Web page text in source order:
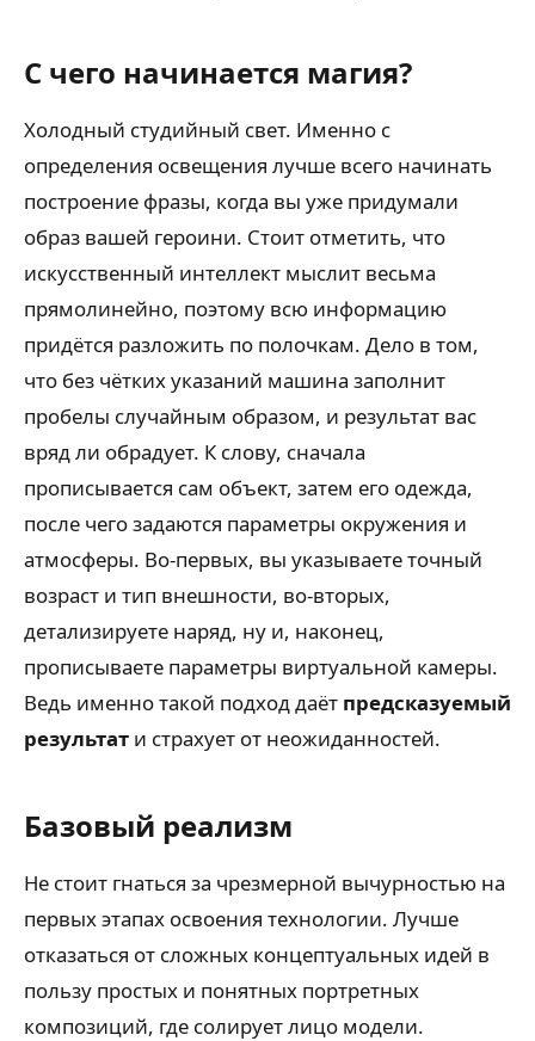
С чего начинается магия?
Холодный студийный свет. Именно с
определения освещения лучше всего начинать
построение фразы, когда вы уже придумали
образ вашей героини. Стоит отметить, что
искусственный интеллект мыслит весьма
прямолинейно, поэтому всю информацию
придётся разложить по полочкам. Дело в том,
что без чётких указаний машина заполнит
пробелы случайным образом, и результат вас
вряд ли обрадует. К слову, сначала
прописывается сам объект, затем его одежда,
после чего задаются параметры окружения и
атмосферы. Во-первых, вы указываете точный
возраст и тип внешности, во-вторых,
детализируете наряд, ну и, наконец,
прописываете параметры виртуальной камеры.
Ведь именно такой подход даёт предсказуемый
результат и страхует от неожиданностей.
Базовый реализм
Не стоит гнаться за чрезмерной вычурностью на
первых этапах освоения технологии. Лучше
отказаться от сложных концептуальных идей в
пользу простых и понятных портретных
композиций, где солирует лицо модели.